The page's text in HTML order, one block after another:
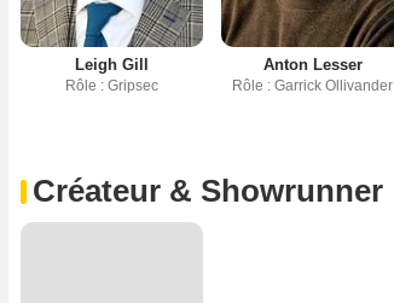
Leigh Gill
Rôle : Gripsec
Anton Lesser
Rôle : Garrick Ollivander
Créateur & Showrunner